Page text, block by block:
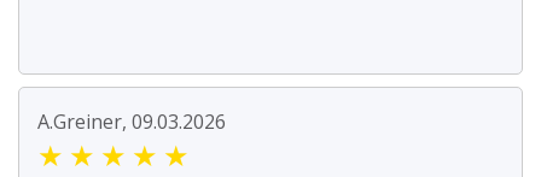
A.Greiner, 09.03.2026
★ ★ ★ ★ ★